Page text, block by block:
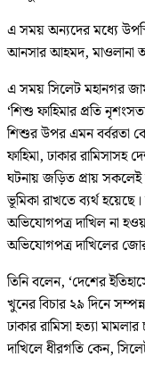
এ সময় অন্যদের মধ্যে
আনসার আহমদ, মাওলানা
এ সময় সিলেট মহানগর
‘শিশু ফাহিমার প্রতি
শিশুর উপর এমন বর্বরতা
ফাহিমা, ঢাকার রামিসাসহ
ঘটনায় জড়িত প্রায় সকলেই
ভূমিকা রাখতে ব্যর্থ
অভিযোগপত্র দাখিল না
অভিযোগপত্র দাখিলের জোর
তিনি বলেন, ‘দেশের
খুনের বিচার ২৯ দিনে
ঢাকার রামিসা হত্যা
দাখিলে ধীরগতি কেন,